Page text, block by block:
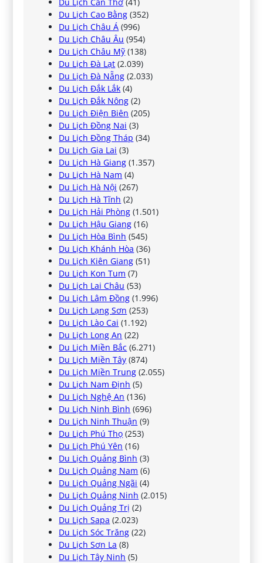
Du Lịch Cao Bằng (352)
Du Lịch Châu Á (996)
Du Lịch Châu Âu (954)
Du Lịch Châu Mỹ (138)
Du Lịch Đà Lạt (2.039)
Du Lịch Đà Nẵng (2.033)
Du Lịch Đắk Lắk (4)
Du Lịch Đắk Nông (2)
Du Lịch Điện Biên (205)
Du Lịch Đồng Nai (3)
Du Lịch Đồng Tháp (34)
Du Lịch Gia Lai (3)
Du Lịch Hà Giang (1.357)
Du Lịch Hà Nam (4)
Du Lịch Hà Nội (267)
Du Lịch Hà Tĩnh (2)
Du Lịch Hải Phòng (1.501)
Du Lịch Hậu Giang (16)
Du Lịch Hòa Bình (545)
Du Lịch Khánh Hòa (36)
Du Lịch Kiên Giang (51)
Du Lịch Kon Tum (7)
Du Lịch Lai Châu (53)
Du Lịch Lâm Đồng (1.996)
Du Lịch Lạng Sơn (253)
Du Lịch Lào Cai (1.192)
Du Lịch Long An (22)
Du Lịch Miền Bắc (6.271)
Du Lịch Miền Tây (874)
Du Lịch Miền Trung (2.055)
Du Lịch Nam Định (5)
Du Lịch Nghệ An (136)
Du Lịch Ninh Bình (696)
Du Lịch Ninh Thuận (9)
Du Lịch Phú Thọ (253)
Du Lịch Phú Yên (16)
Du Lịch Quảng Bình (3)
Du Lịch Quảng Nam (6)
Du Lịch Quảng Ngãi (4)
Du Lịch Quảng Ninh (2.015)
Du Lịch Quảng Trị (2)
Du Lịch Sapa (2.023)
Du Lịch Sóc Trăng (22)
Du Lịch Sơn La (8)
Du Lịch Tây Ninh (5)